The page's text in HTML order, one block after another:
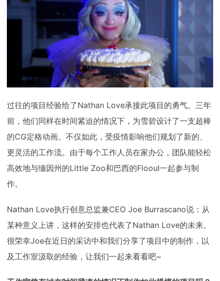
过往的项目经验给了Nathan Love承接此项目的勇气。三年
前，他们同样在时间紧迫的情况下，为雪碧设计了一支超棒
的CG定格动画。不仅如此，受疫情影响他们规划了新的、
更灵活的工作流。由于每个工作人员在家办公，团队能轻松
高效地与缅因州的Little Zoo和巴西的Flooul一起参与制
作。
Nathan Love执行创意总监兼CEO Joe Burrascano说：从
某种意义上讲，这样的安排也代表了Nathan Love的未来。
很荣幸Joe在近日的采访中和我们分享了项目中的制作，以
及工作室汲取的经验，让我们一起来看看吧~